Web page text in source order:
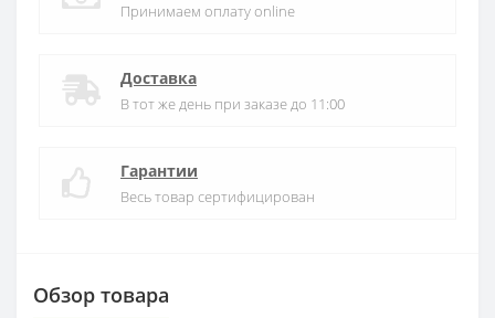
Принимаем оплату online
Доставка
В тот же день при заказе до 11:00
Гарантии
Весь товар сертифицирован
Обзор товара